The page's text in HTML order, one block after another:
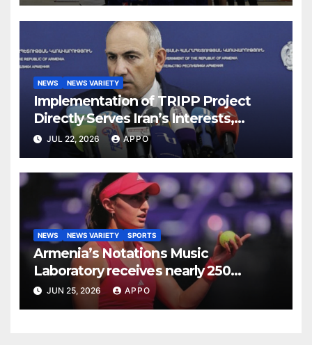
NEWS NEWS VARIETY
Implementation of TRIPP Project
Directly Serves Iran’s Interests,
Pashinyan Says
JUL 22, 2026 APPO
NEWS NEWS VARIETY SPORTS
Armenia’s Notations Music
Laboratory receives nearly 250
applications from more than 38
countries
JUN 25, 2026 APPO